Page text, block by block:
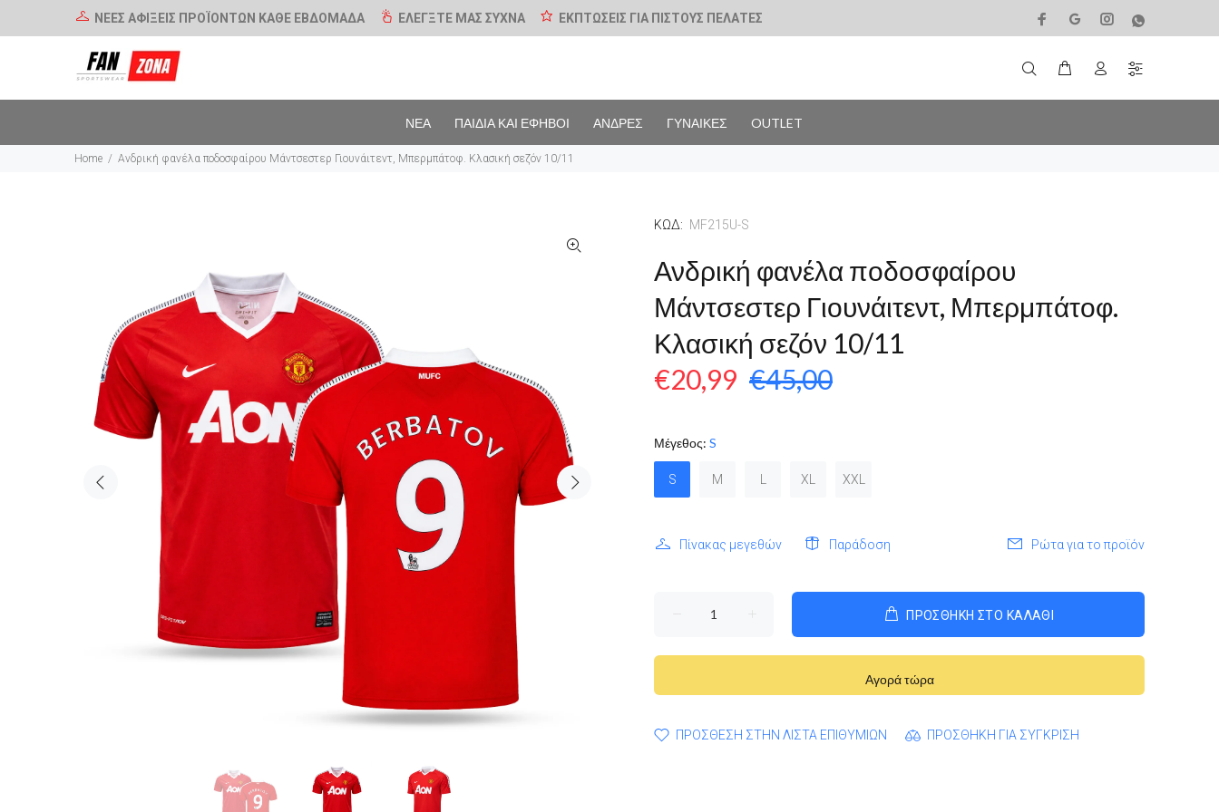
ΝΕΕΣ ΑΦΙΞΕΙΣ ΠΡΟΪΟΝΤΩΝ ΚΑΘΕ ΕΒΔΟΜΑΔΑ ΕΛΕΓΞΤΕ ΜΑΣ ΣΥΧΝΑ ΕΚΠΤΩΣΕΙΣ ΓΙΑ ΠΙΣΤΟΥΣ ΠΕΛΑΤΕΣ
ΝΕΑ ΠΑΙΔΙΑ ΚΑΙ ΕΦΗΒΟΙ ΑΝΔΡΕΣ ΓΥΝΑΙΚΕΣ OUTLET
Home Ανδρική φανέλα ποδοσφαίρου Μάντσεστερ Γιουνάιτεντ, Μπερμπάτοφ. Κλασική σεζόν 10/11
ΚΩΔ: MF215U-S
Ανδρική φανέλα ποδοσφαίρου
Μάντσεστερ Γιουνάιτεντ, Μπερμπάτοφ.
Κλασική σεζόν 10/11
€20,99 €45,00
Μέγεθος: S
S M L XL XXL
Πίνακας μεγεθών Παράδοση Ρώτα για το προϊόν
ΠΡΟΣΘΗΚΗ ΣΤΟ ΚΑΛΑΘΙ
Αγορά τώρα
ΠΡΟΣΘΕΣΗ ΣΤΗΝ ΛΙΣΤΑ ΕΠΙΘΥΜΙΩΝ ΠΡΟΣΘΗΚΗ ΓΙΑ ΣΥΓΚΡΙΣΗ